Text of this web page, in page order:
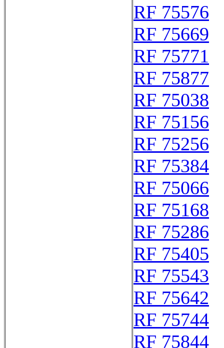
RF 75576
RF 75669
RF 75771
RF 75877
RF 75038
RF 75156
RF 75256
RF 75384
RF 75066
RF 75168
RF 75286
RF 75405
RF 75543
RF 75642
RF 75744
RF 75844